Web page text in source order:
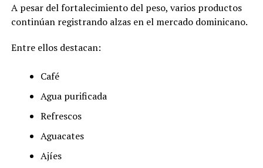
A pesar del fortalecimiento del peso, varios productos
continúan registrando alzas en el mercado dominicano.
Entre ellos destacan:
Café
Agua purificada
Refrescos
Aguacates
Ajíes